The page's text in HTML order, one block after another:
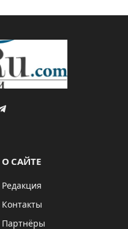
Telegram
О САЙТЕ
Редакция
Контакты
Партнёры